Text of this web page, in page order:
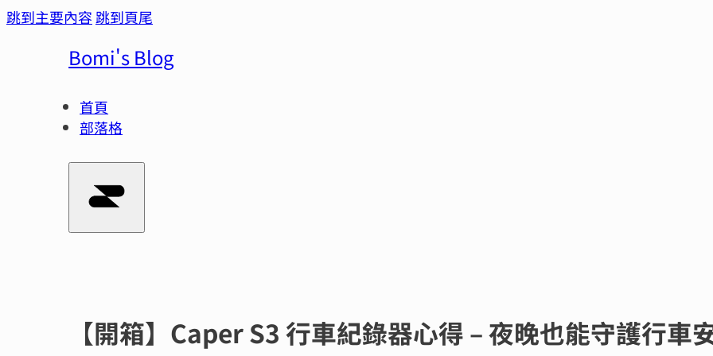
跳到主要內容 跳到頁尾
Bomi's Blog
首頁
部落格
【開箱】Caper S3 行車紀錄器心得 – 夜晚也能守護行車